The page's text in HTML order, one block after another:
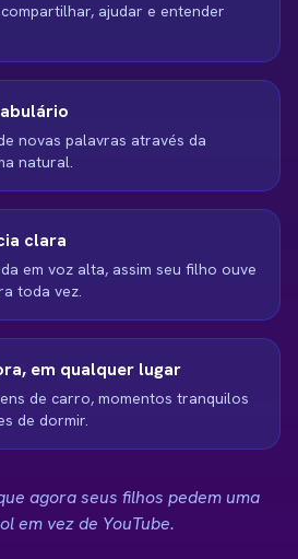
ajudar e entender
novas palavras através da
natural.
clara
em voz alta, assim seu filho ouve
toda vez.
em qualquer lugar
de carro, momentos tranquilos
de dormir.
agora seus filhos pedem uma
em vez de YouTube.